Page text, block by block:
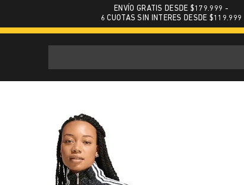
ENVÍO GRATIS DESDE $179.999 -
6 CUOTAS SIN INTERES DESDE $119.999